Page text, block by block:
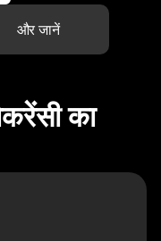
और जानें
का